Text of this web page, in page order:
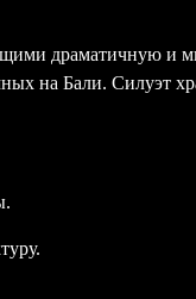
драматичную и
на Бали. Силуэт